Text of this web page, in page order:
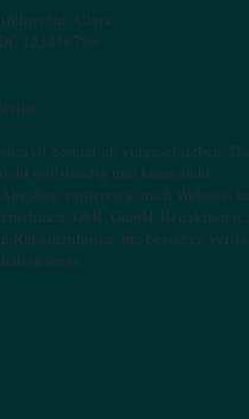
Clara
123456789
ist gesetzlich vorgeschrieben.
vollständig und kann nicht
variieren je nach Website-
GbR, GmbH, Redaktion
Rat einzuholen, um besser zu
muss.